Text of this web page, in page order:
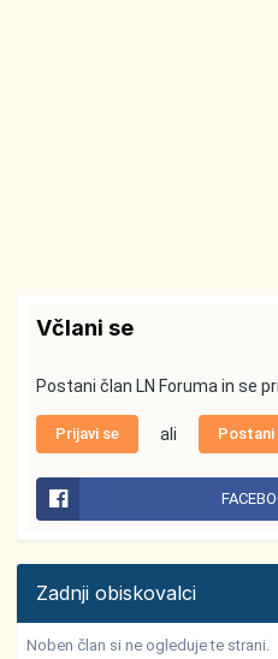
Včlani se
Postani član LN Foruma in se
Prijavi se ali Postani
Zadnji obiskovalci
Noben član si ne ogleduje te strani.